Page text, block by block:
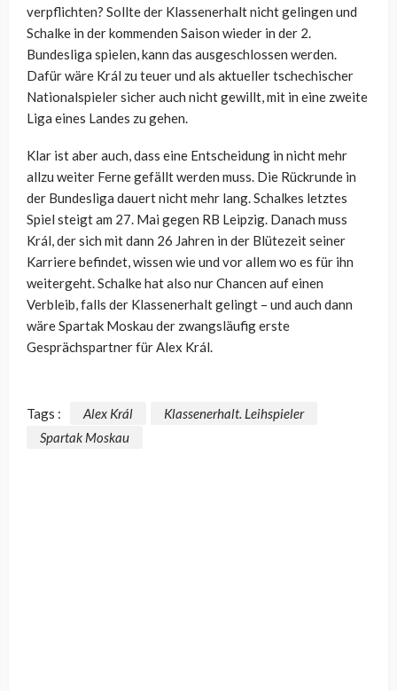
verpflichten? Sollte der Klassenerhalt nicht gelingen und
Schalke in der kommenden Saison wieder in der 2.
Bundesliga spielen, kann das ausgeschlossen werden.
Dafür wäre Král zu teuer und als aktueller tschechischer
Nationalspieler sicher auch nicht gewillt, mit in eine zweite
Liga eines Landes zu gehen.
Klar ist aber auch, dass eine Entscheidung in nicht mehr
allzu weiter Ferne gefällt werden muss. Die Rückrunde in
der Bundesliga dauert nicht mehr lang. Schalkes letztes
Spiel steigt am 27. Mai gegen RB Leipzig. Danach muss
Král, der sich mit dann 26 Jahren in der Blütezeit seiner
Karriere befindet, wissen wie und vor allem wo es für ihn
weitergeht. Schalke hat also nur Chancen auf einen
Verbleib, falls der Klassenerhalt gelingt – und auch dann
wäre Spartak Moskau der zwangsläufig erste
Gesprächspartner für Alex Král.
Tags : Alex Král
Klassenerhalt. Leihspieler
Spartak Moskau